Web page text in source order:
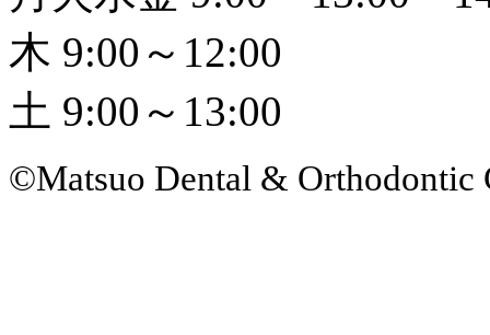
木 9:00～12:00
土 9:00～13:00
©Matsuo Dental & Orthodontic